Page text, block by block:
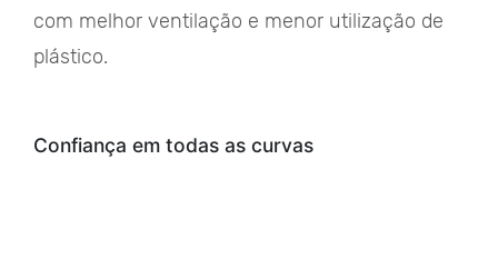
com melhor ventilação e menor utilização de
plástico.
Confiança em todas as curvas